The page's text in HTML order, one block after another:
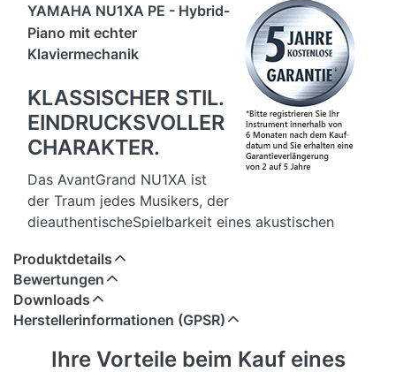
YAMAHA NU1XA PE - Hybrid-
Piano mit echter
Klaviermechanik
KLASSISCHER STIL.
EINDRUCKSVOLLER
CHARAKTER.
Das AvantGrand NU1XA ist
der Traum jedes Musikers, der
dieauthentischeSpielbarkeit eines akustischen
vereint, um ein von einem Flügel
inspiriertesKlangerlebnis zuschaffen. Tauchen Sie
ein in die nächste Generation von Hybridpianos -
Eine musikalische Odyssee, die jetzt ihren
Anfangnimmt.
Produktdetails
Bewertungen
Downloads
Herstellerinformationen (GPSR)
Ihre Vorteile beim Kauf eines